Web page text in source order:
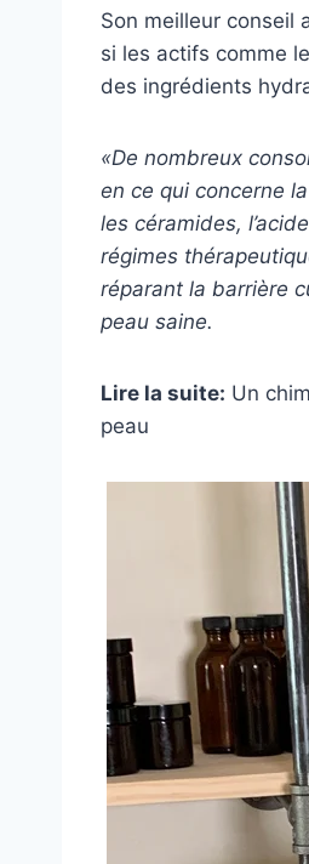
Son meilleur conseil
si les actifs comme
des ingrédients
«De nombreux
en ce qui concerne
les céramides,
régimes
réparant la barrière
peau saine.
Lire la suite: Un
peau